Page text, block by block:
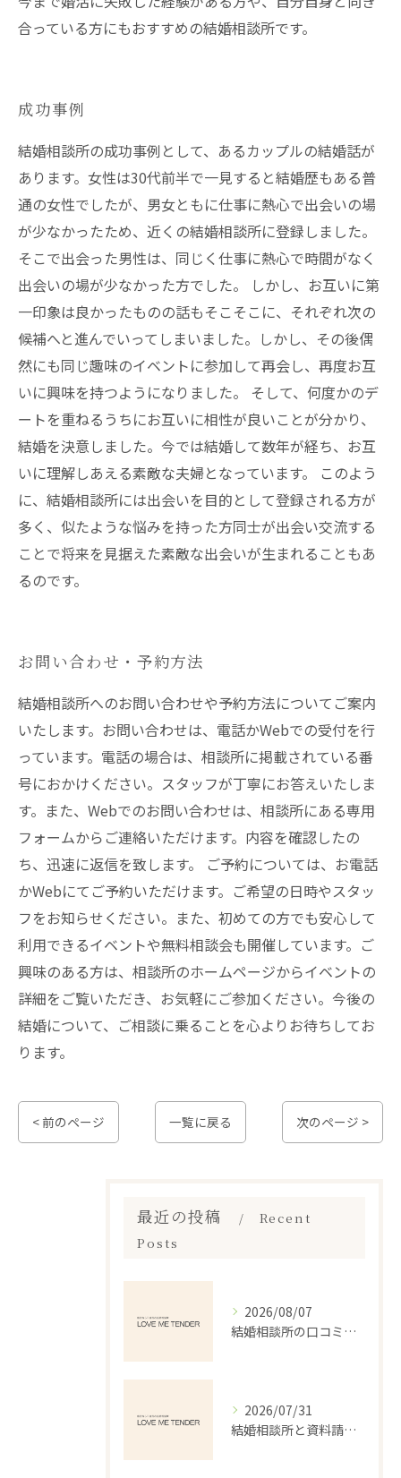
合っている方にもおすすめの結婚相談所です。
成功事例
結婚相談所の成功事例として、あるカップルの結婚話が
あります。女性は30代前半で一見すると結婚歴もある普
通の女性でしたが、男女ともに仕事に熱心で出会いの場
が少なかったため、近くの結婚相談所に登録しました。
そこで出会った男性は、同じく仕事に熱心で時間がなく
出会いの場が少なかった方でした。 しかし、お互いに第
一印象は良かったものの話もそこそこに、それぞれ次の
候補へと進んでいってしまいました。しかし、その後偶
然にも同じ趣味のイベントに参加して再会し、再度お互
いに興味を持つようになりました。 そして、何度かのデ
ートを重ねるうちにお互いに相性が良いことが分かり、
結婚を決意しました。今では結婚して数年が経ち、お互
いに理解しあえる素敵な夫婦となっています。 このよう
に、結婚相談所には出会いを目的として登録される方が
多く、似たような悩みを持った方同士が出会い交流する
ことで将来を見据えた素敵な出会いが生まれることもあ
るのです。
お問い合わせ・予約方法
結婚相談所へのお問い合わせや予約方法についてご案内
いたします。お問い合わせは、電話かWebでの受付を行
っています。電話の場合は、相談所に掲載されている番
号におかけください。スタッフが丁寧にお答えいたしま
す。また、Webでのお問い合わせは、相談所にある専用
フォームからご連絡いただけます。内容を確認したの
ち、迅速に返信を致します。 ご予約については、お電話
かWebにてご予約いただけます。ご希望の日時やスタッ
フをお知らせください。また、初めての方でも安心して
利用できるイベントや無料相談会も開催しています。ご
興味のある方は、相談所のホームページからイベントの
詳細をご覧いただき、お気軽にご参加ください。今後の
結婚について、ご相談に乗ることを心よりお待ちしてお
ります。
< 前のページ 一覧に戻る 次のページ >
最近の投稿
Recent
Posts
2026/08/07
結婚相談所の口コミランキングで本当に失敗しない選び方を徹底解説
2026/07/31
結婚相談所と資料請求で北海道千歳市勇舞の婚活を安心して始めるポイント